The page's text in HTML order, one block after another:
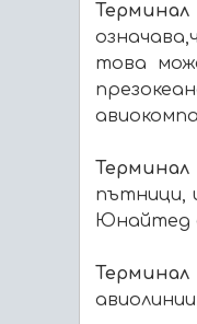
това
Терминал
пътници,
Юнайтед
Терминал